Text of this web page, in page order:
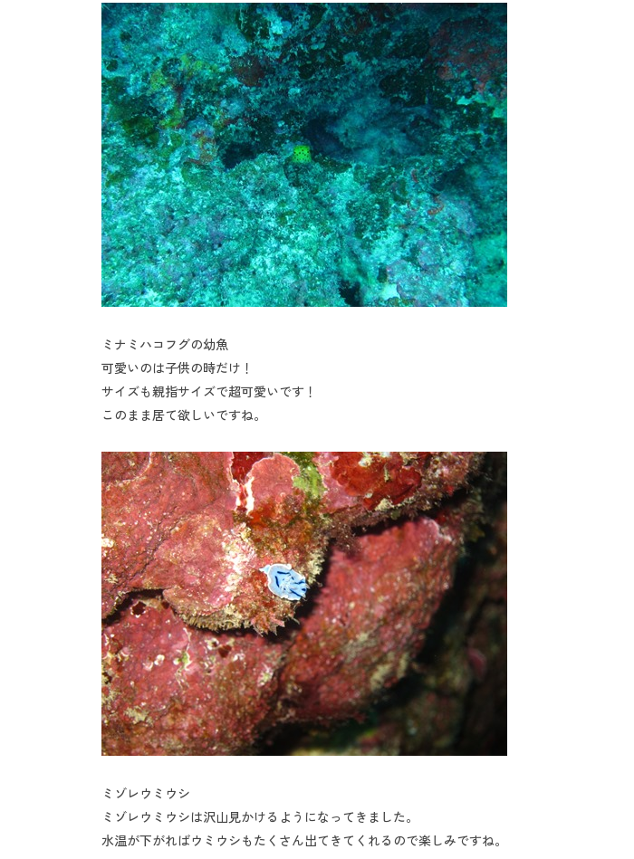
ミナミハコフグの幼魚
可愛いのは子供の時だけ！
サイズも親指サイズで超可愛いです！
このまま居て欲しいですね。
ミゾレウミウシ
ミゾレウミウシは沢山見かけるようになってきました。
水温が下がればウミウシもたくさん出てきてくれるので楽しみですね。